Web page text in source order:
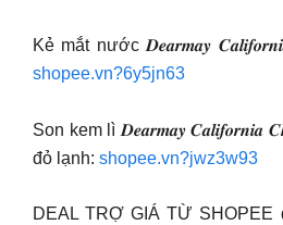
Kẻ mắt nước 𝑫𝒆𝒂𝒓𝒎𝒂𝒚
shopee.vn?6y5jn63
Son kem lì 𝑫𝒆𝒂𝒓𝒎𝒂𝒚 𝑪𝒂𝒍𝒊𝒇𝒐𝒓𝒏𝒊𝒂
đỏ lạnh: shopee.vn?jwz3w93
DEAL TRỢ GIÁ TỪ SHOPEE